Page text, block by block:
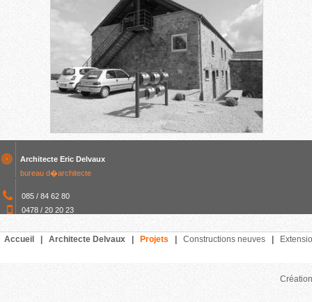
Architecte Eric Delvaux
bureau d�architecte
085 / 84 62 80
0478 / 20 20 23
Accueil Architecte Delvaux Projets Constructions neuves